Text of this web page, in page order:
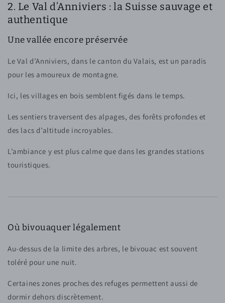
2. Le Val d’Anniviers : la Suisse sauvage et
authentique
Une vallée encore préservée
Le Val d’Anniviers, dans le canton du Valais, est un paradis
pour les amoureux de montagne.
Ici, les villages en bois semblent figés dans le temps.
Les sentiers traversent des alpages, des forêts profondes et
des lacs d’altitude incroyables.
L’ambiance y est plus calme que dans les grandes stations
touristiques.
Où bivouaquer légalement
Au-dessus de la limite des arbres, le bivouac est souvent
toléré pour une nuit.
Certaines zones proches des refuges permettent aussi de
dormir dehors discrètement.